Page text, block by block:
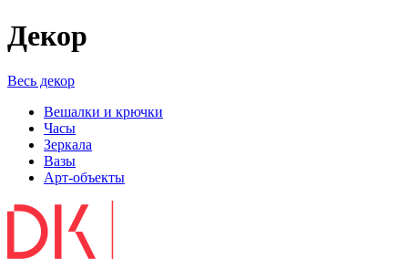
Декор
Весь декор
Вешалки и крючки
Часы
Зеркала
Вазы
Арт-объекты